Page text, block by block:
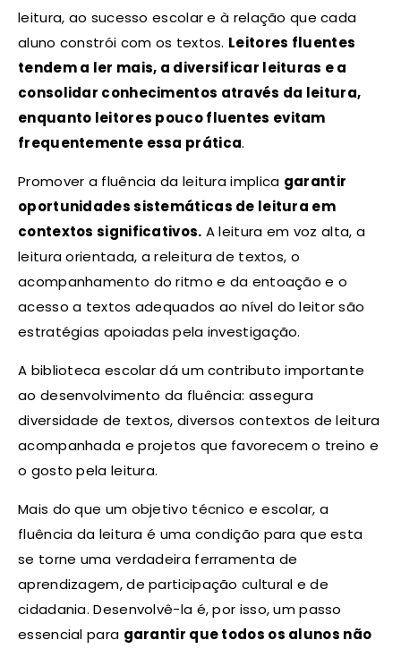
leitura, ao sucesso escolar e à relação que cada
aluno constrói com os textos. Leitores fluentes
tendem a ler mais, a diversificar leituras e a
consolidar conhecimentos através da leitura,
enquanto leitores pouco fluentes evitam
frequentemente essa prática.
Promover a fluência da leitura implica garantir
oportunidades sistemáticas de leitura em
contextos significativos. A leitura em voz alta, a
leitura orientada, a releitura de textos, o
acompanhamento do ritmo e da entoação e o
acesso a textos adequados ao nível do leitor são
estratégias apoiadas pela investigação.
A biblioteca escolar dá um contributo importante
ao desenvolvimento da fluência: assegura
diversidade de textos, diversos contextos de leitura
acompanhada e projetos que favorecem o treino e
o gosto pela leitura.
Mais do que um objetivo técnico e escolar, a
fluência da leitura é uma condição para que esta
se torne uma verdadeira ferramenta de
aprendizagem, de participação cultural e de
cidadania. Desenvolvê-la é, por isso, um passo
essencial para garantir que todos os alunos não